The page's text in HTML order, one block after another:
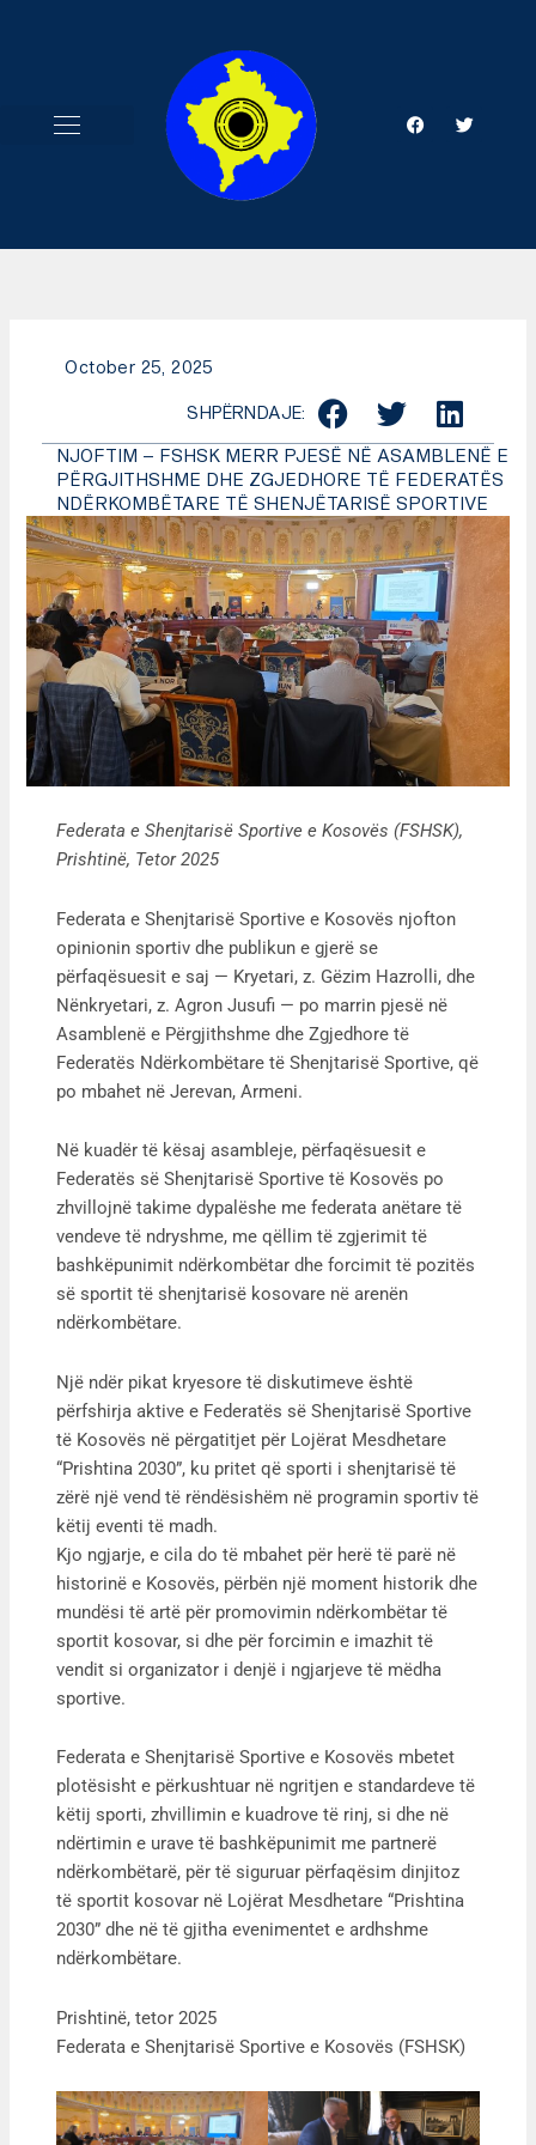
F
a
T
w
October 25, 2025
SHPËRNDAJE:
NJOFTIM – FSHSK MERR PJESË NË ASAMBLENË E
PËRGJITHSHME DHE ZGJEDHORE TË FEDERATËS
NDËRKOMBËTARE TË SHENJËTARISË SPORTIVE
Federata e Shenjtarisë Sportive e Kosovës (FSHSK),
Prishtinë, Tetor 2025
Federata e Shenjtarisë Sportive e Kosovës njofton
opinionin sportiv dhe publikun e gjerë se
përfaqësuesit e saj — Kryetari, z. Gëzim Hazrolli, dhe
Nënkryetari, z. Agron Jusufi — po marrin pjesë në
Asamblenë e Përgjithshme dhe Zgjedhore të
Federatës Ndërkombëtare të Shenjtarisë Sportive, që
po mbahet në Jerevan, Armeni.
Në kuadër të kësaj asambleje, përfaqësuesit e
Federatës së Shenjtarisë Sportive të Kosovës po
zhvillojnë takime dypalëshe me federata anëtare të
vendeve të ndryshme, me qëllim të zgjerimit të
bashkëpunimit ndërkombëtar dhe forcimit të pozitës
së sportit të shenjtarisë kosovare në arenën
ndërkombëtare.
Një ndër pikat kryesore të diskutimeve është
përfshirja aktive e Federatës së Shenjtarisë Sportive
të Kosovës në përgatitjet për Lojërat Mesdhetare
“Prishtina 2030”, ku pritet që sporti i shenjtarisë të
zërë një vend të rëndësishëm në programin sportiv të
këtij eventi të madh.
Kjo ngjarje, e cila do të mbahet për herë të parë në
historinë e Kosovës, përbën një moment historik dhe
mundësi të artë për promovimin ndërkombëtar të
sportit kosovar, si dhe për forcimin e imazhit të
vendit si organizator i denjë i ngjarjeve të mëdha
sportive.
Federata e Shenjtarisë Sportive e Kosovës mbetet
plotësisht e përkushtuar në ngritjen e standardeve të
këtij sporti, zhvillimin e kuadrove të rinj, si dhe në
ndërtimin e urave të bashkëpunimit me partnerë
ndërkombëtarë, për të siguruar përfaqësim dinjitoz
të sportit kosovar në Lojërat Mesdhetare “Prishtina
2030” dhe në të gjitha evenimentet e ardhshme
ndërkombëtare.
Prishtinë, tetor 2025
Federata e Shenjtarisë Sportive e Kosovës (FSHSK)